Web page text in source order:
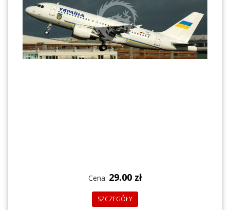
Cena: 29.00 zł
SZCZEGÓŁY